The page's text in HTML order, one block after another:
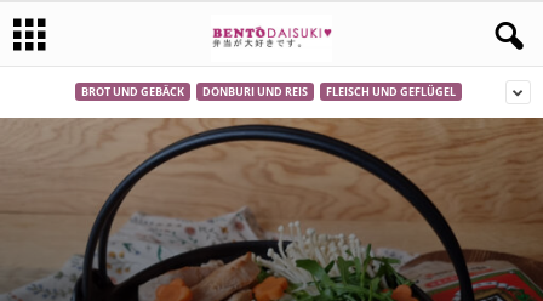
BROT UND GEBÄCK DONBURI UND REIS FLEISCH UND GEFLÜGEL